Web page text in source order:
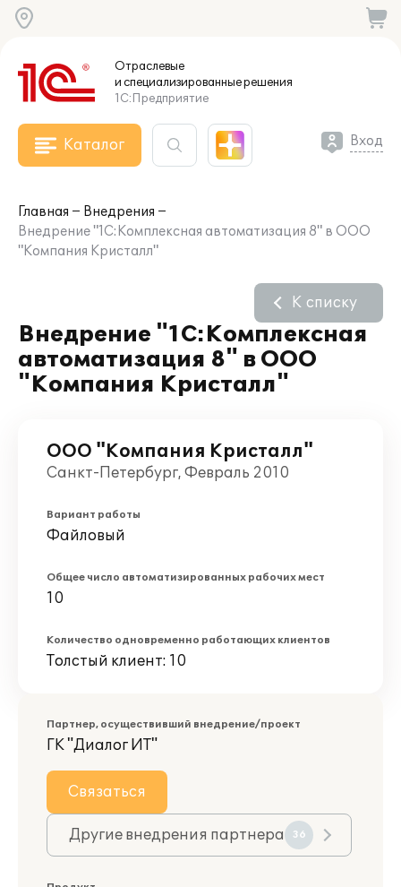
Отраслевые
и специализированныерешения
1С:Предприятие
Каталог Вход
Главная
Внедрения
Внедрение "1С:Комплексная автоматизация 8" в ООО
"Компания Кристалл"
Внедрение "1С:Комплексная
автоматизация 8" в ООО
"Компания Кристалл"
К списку
ООО "Компания Кристалл"
Санкт-Петербург, Февраль 2010
Вариант работы
Файловый
Общее число автоматизированных рабочих мест
10
Количество одновременно работающих клиентов
Толстый клиент: 10
Партнер, осуществивший внедрение/проект
ГК "Диалог ИТ"
Связаться
Другие внедрения партнера 36